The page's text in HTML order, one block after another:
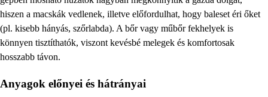
hiszen a macskák vedlenek, illetve előfordulhat, hogy baleset éri őket
(pl. kisebb hányás, szőrlabda). A bőr vagy műbőr fekhelyek is
könnyen tisztíthatók, viszont kevésbé melegek és komfortosak
hosszabb távon.
Anyagok előnyei és hátrányai